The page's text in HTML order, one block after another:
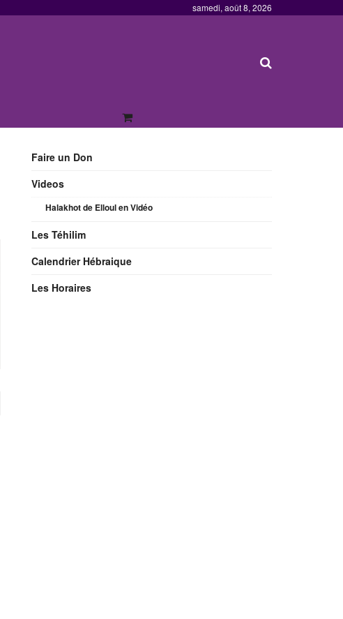
samedi, août 8, 2026
Faire un Don
Videos
Halakhot de Elloul en Vidéo
Les Téhilim
Calendrier Hébraique
Les Horaires